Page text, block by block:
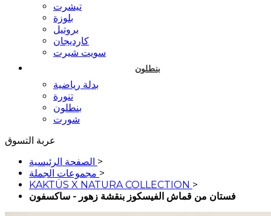
تيشرت
بلوزة
بروتيل
كارديجان
سويت شيرت
بنطلون
بدلة رياضية
تنورة
بنطلون
شورت
عربة التسوق
الصفحة الرئيسية >
مجموعات الجملة >
KAKTÜS X NATURA COLLECTION >
فستان من قماش الفيسكوز بنقشة زهور - ساكسفون